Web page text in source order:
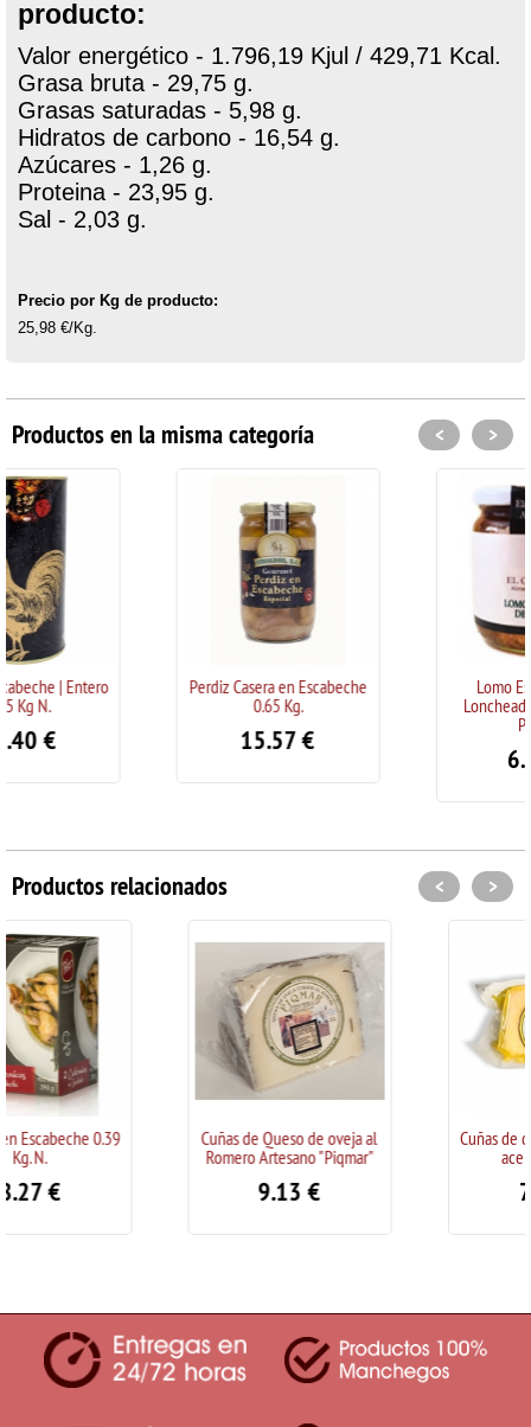
producto:
Valor energético - 1.796,19 Kjul / 429,71 Kcal.
Grasa bruta - 29,75 g.
Grasas saturadas - 5,98 g.
Hidratos de carbono - 16,54 g.
Azúcares - 1,26 g.
Proteina - 23,95 g.
Sal - 2,03 g.
Precio por Kg de producto:
25,98 €/Kg.
Productos en la misma categoría
Perdiz Casera en Escabeche
Lomo Escabechado
Loncheado en Salsa de
< >
Productos relacionados
Cuñas de Queso de oveja al
Romero Artesano "Piqmar"
Cuñas de queso de oveja en
aceite "Piqmar"
< >